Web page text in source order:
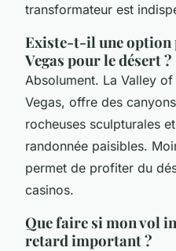
transformateur est
Existe-t-il une option
Vegas pour le désert ?
Absolument. La Valley
Vegas, offre des
rocheuses sculpturales
randonnée paisibles.
permet de profiter du
casinos.
Que faire si mon vol
retard important ?